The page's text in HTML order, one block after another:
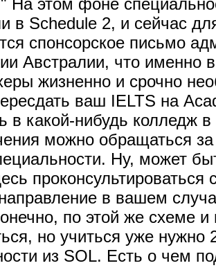
На этом фоне
в Schedule 2, и сейчас
спонсорское письмо
Австралии, что именно
жизненно и срочно
ваш IELTS на
в какой-нибудь колледж
можно обращаться
Ну, может
в вашем
по этой же схеме
но учиться уже нужно
из SOL. Есть о чем